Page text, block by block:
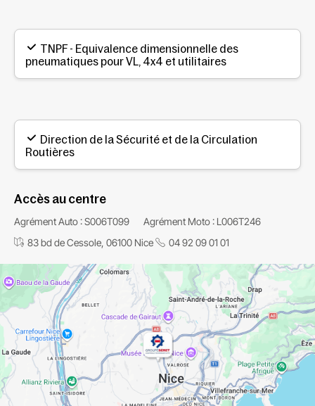
TNPF - Equivalence dimensionnelle des
pneumatiques pour VL, 4x4 et utilitaires
Direction de la Sécurité et de la Circulation
Routières
Accès au centre
Agrément Auto : S006T099
Agrément Moto : L006T246
83 bd de Cessole, 06100 Nice
04 92 09 01 01